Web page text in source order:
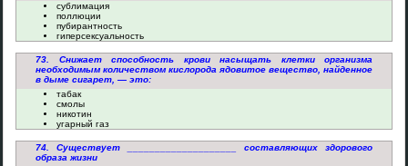
сублимация
поллюции
пубирантность
гиперсексуальность
73. Снижает способность крови насыщать клетки организма
необходимым количеством кислорода ядовитое вещество, найденное
в дыме сигарет, — это:
табак
смолы
никотин
угарный газ
74. Существует ____________________ составляющих здорового
образа жизни